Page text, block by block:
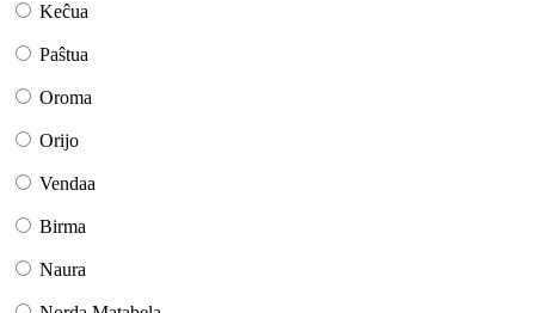
Keĉua
Paŝtua
Oroma
Orijo
Vendaa
Birma
Naura